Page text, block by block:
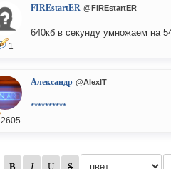
1
FIREstartER @FIREstartER
640кб в секунду умножаем на
2605
Александр @AlexIT
**********